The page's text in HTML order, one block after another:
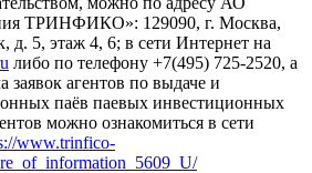
ТРИНФИКО»: 129090, г. Москва,
д. 5, этаж 4, 6; в сети Интернет на
либо по телефону +7(495) 725-2520, а
заявок агентов по выдаче и
паёв паевых инвестиционных
можно ознакомиться в сети
www.trinfico-